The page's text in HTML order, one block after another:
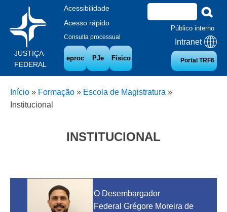
JUSTIÇA
FEDERAL
Acessibilidade
Acesso rápido
Consulta processual
eproc PJe Físico
Público interno
Intranet
Portal TRF6
Início » Formação » Escola de Magistratura »
Institucional
INSTITUCIONAL
O Desembargador
Federal Grégore Moreira de